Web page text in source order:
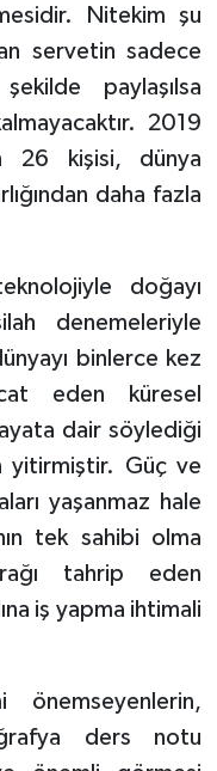
Nitekim şu
servetin sadece
paylaşılsa
2019
26 kişisi, dünya
daha fazla
doğayı
denemeleriyle
binlerce kez
eden küresel
dair söylediği
yitirmiştir. Güç ve
yaşanmaz hale
tek sahibi olma
tahrip eden
iş yapma ihtimali
ders notu